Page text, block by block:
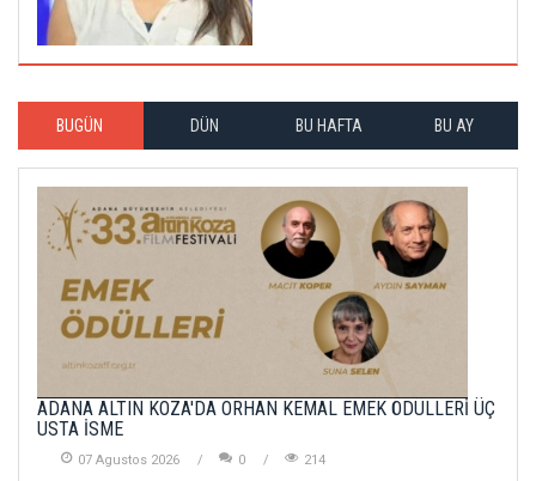
BUGÜN DÜN BU HAFTA BU AY
ADANA ALTIN KOZA'DA ORHAN KEMAL EMEK ÖDÜLLERİ ÜÇ
USTA İSME
07 Agustos 2026 0 214